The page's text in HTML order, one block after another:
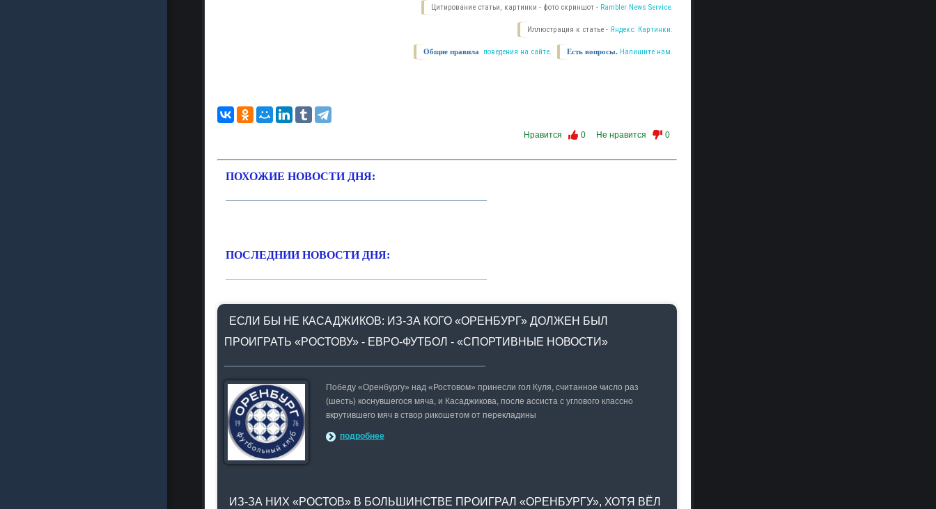
Цитирование статьи, картинки - фото скриншот - Rambler News Service.
Иллюстрация к статье - Яндекс. Картинки.
Есть вопросы. Напишите нам.
Общие правила поведения на сайте.
Нравится 0 Не нравится 0
ПОХОЖИЕ НОВОСТИ ДНЯ:
ПОСЛЕДНИИ НОВОСТИ ДНЯ:
ЕСЛИ БЫ НЕ КАСАДЖИКОВ: ИЗ-ЗА КОГО «ОРЕНБУРГ» ДОЛЖЕН БЫЛ
ПРОИГРАТЬ «РОСТОВУ» - ЕВРО-ФУТБОЛ - «СПОРТИВНЫЕ НОВОСТИ»
Победу «Оренбургу» над «Ростовом» принесли гол Куля, считанное число раз
(шесть) коснувшегося мяча, и Касаджикова, после ассиста с углового классно
вкрутившего мяч в створ рикошетом от перекладины
подробнее
ИЗ-ЗА НИХ «РОСТОВ» В БОЛЬШИНСТВЕ ПРОИГРАЛ «ОРЕНБУРГУ», ХОТЯ ВЁЛ